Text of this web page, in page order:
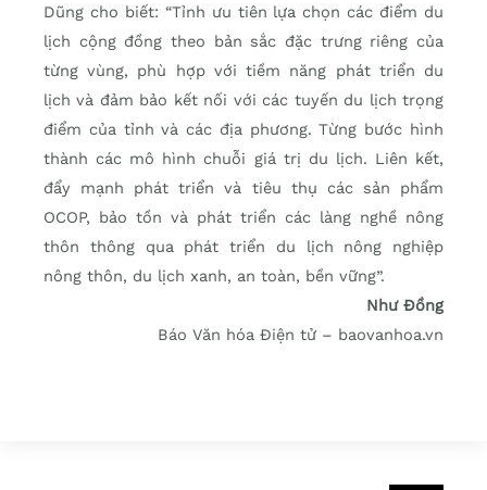
Dũng cho biết: “Tỉnh ưu tiên lựa chọn các điểm du
lịch cộng đồng theo bản sắc đặc trưng riêng của
từng vùng, phù hợp với tiềm năng phát triển du
lịch và đảm bảo kết nối với các tuyến du lịch trọng
điểm của tỉnh và các địa phương. Từng bước hình
thành các mô hình chuỗi giá trị du lịch. Liên kết,
đẩy mạnh phát triển và tiêu thụ các sản phẩm
OCOP, bảo tồn và phát triển các làng nghề nông
thôn thông qua phát triển du lịch nông nghiệp
nông thôn, du lịch xanh, an toàn, bền vững”.
Như Đồng
Báo Văn hóa Điện tử – baovanhoa.vn